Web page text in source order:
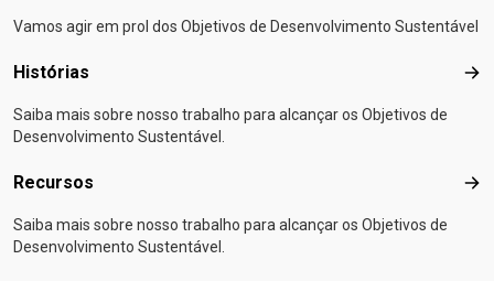
Vamos agir em prol dos Objetivos de Desenvolvimento Sustentável
Histórias
Saiba mais sobre nosso trabalho para alcançar os Objetivos de
Desenvolvimento Sustentável.
Recursos
Saiba mais sobre nosso trabalho para alcançar os Objetivos de
Desenvolvimento Sustentável.